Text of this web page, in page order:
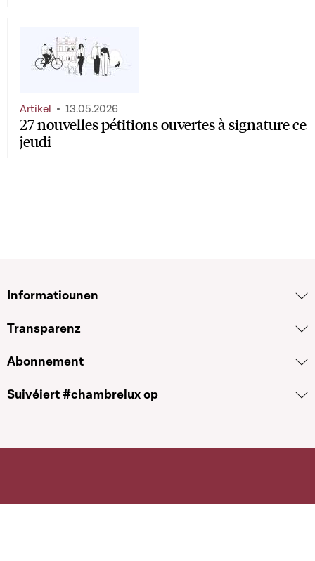
27 nouvelles pétitions ouvertes à signature ce
jeudi
Artikel 13.05.2026
Informatiounen
Transparenz
Abonnement
Suivéiert #chambrelux op